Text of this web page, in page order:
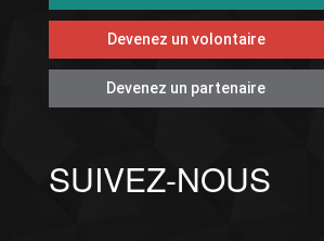
Devenez un volontaire
Devenez un partenaire
SUIVEZ-NOUS